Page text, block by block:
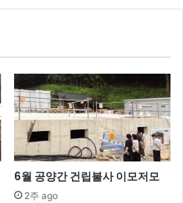
6월 공양간 건립불사 이모저모
2주 ago